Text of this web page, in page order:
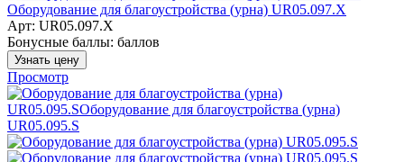
Оборудование для благоустройства (урна) UR05.097.Х
Арт: UR05.097.Х
Бонусные баллы: баллов
Узнать цену
Просмотр